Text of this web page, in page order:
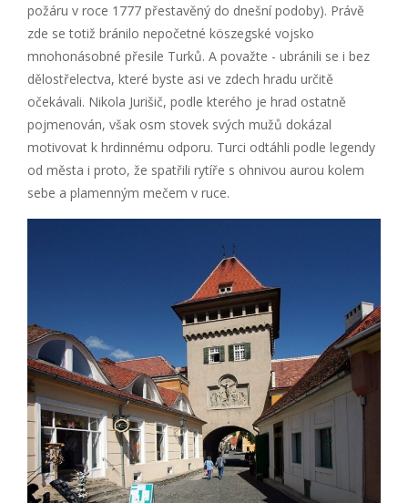
požáru v roce 1777 přestavěný do dnešní podoby). Právě
zde se totiž bránilo nepočetné köszegské vojsko
mnohonásobné přesile Turků. A považte - ubránili se i bez
dělostřelectva, které byste asi ve zdech hradu určitě
očekávali. Nikola Jurišič, podle kterého je hrad ostatně
pojmenován, však osm stovek svých mužů dokázal
motivovat k hrdinnému odporu. Turci odtáhli podle legendy
od města i proto, že spatřili rytíře s ohnivou aurou kolem
sebe a plamenným mečem v ruce.